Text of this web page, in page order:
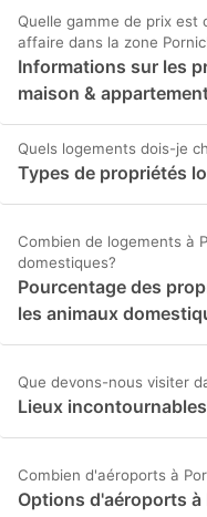
Quelle gamme de prix est
affaire dans la zone
Informations sur les
maison &
Quels logements dois-je
Types de propriétés
Combien de logements à
domestiques?
Pourcentage des
les animaux
Que devons-nous visiter
Lieux
Combien d'aéroports à
Options d'aéroports à